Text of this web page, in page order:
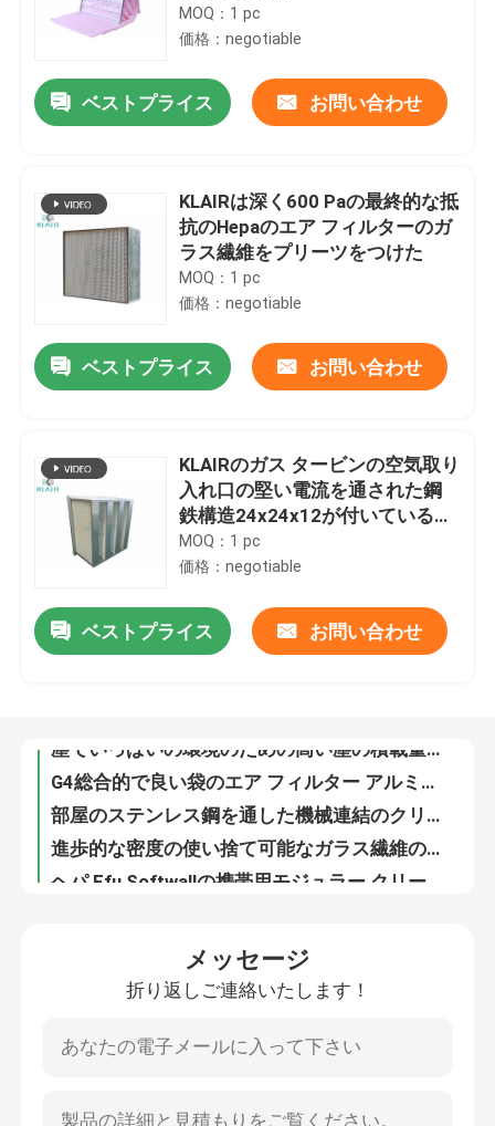
家
製品
私達について
品質管理
私達に連絡しなさい
袋のエア フィルター
HVAC のエア フィルター
ヘパ のエア フィルター
MOQ：1 pc
価格：negotiable
ベストプライス お問い合わせ
KLAIRは深く600 Paの最終的な抵
抗のHepaのエア フィルターのガ
ラス繊維をプリーツをつけた
MOQ：1 pc
価格：negotiable
ベストプライス お問い合わせ
KLAIRのガス タービンの空気取り
入れ口の堅い電流を通された鋼
鉄構造24x24x12が付いている高
い流れフィルター
MOQ：1 pc
価格：negotiable
ベストプライス お問い合わせ
メッセージ
折り返しご連絡いたします！